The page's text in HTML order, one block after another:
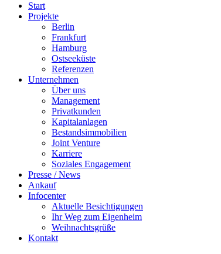
Start
Projekte
Berlin
Frankfurt
Hamburg
Ostseeküste
Referenzen
Unternehmen
Über uns
Management
Privatkunden
Kapitalanlagen
Bestandsimmobilien
Joint Venture
Karriere
Soziales Engagement
Presse / News
Ankauf
Infocenter
Aktuelle Besichtigungen
Ihr Weg zum Eigenheim
Weihnachtsgrüße
Kontakt